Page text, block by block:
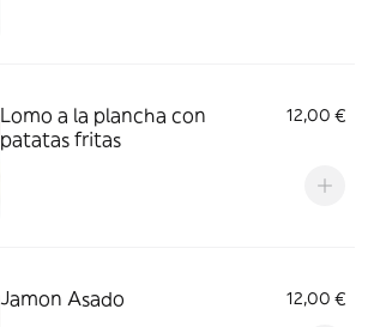
Lomo a la plancha con
patatas fritas
12,00 €
Jamon Asado 12,00 €